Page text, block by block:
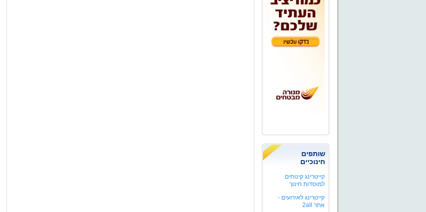
שותפים
חינוכיים
קייטרינג קינוחים
למוסדות חינוך
קייטרינג לאירועים -
אתר 2all